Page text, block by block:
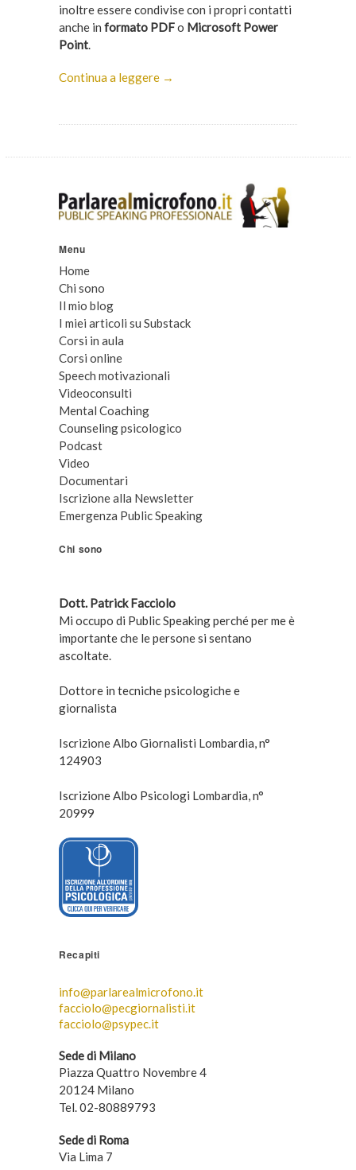
inoltre essere condivise con i propri contatti
anche in formato PDFo Microsoft Power
Point.
Continua a leggere →
Menu
Home
Chi sono
Il mio blog
I miei articoli su Substack
Corsi in aula
Corsi online
Speech motivazionali
Videoconsulti
Mental Coaching
Counseling psicologico
Podcast
Video
Documentari
Iscrizione alla Newsletter
Emergenza Public Speaking
Chi sono
Dott. Patrick Facciolo
Mi occupo di Public Speaking perché per me è
importante che le persone si sentano
ascoltate.
Dottore in tecniche psicologiche e
giornalista
Iscrizione Albo Giornalisti Lombardia, n°
124903
Iscrizione Albo Psicologi Lombardia, n°
20999
Recapiti
info@parlarealmicrofono.it
facciolo@pecgiornalisti.it
facciolo@psypec.it
Sede di Milano
Piazza Quattro Novembre 4
20124 Milano
Tel. 02-80889793
Sede di Roma
Via Lima 7